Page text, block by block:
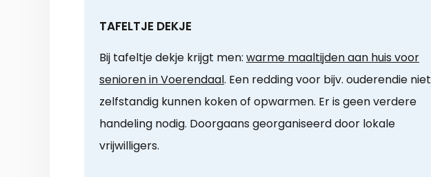
TAFELTJE DEKJE
Bij tafeltje dekje krijgt men: warme maaltijden aan huis voor
senioren in Voerendaal. Een redding voor bijv. ouderendie niet
zelfstandig kunnen koken of opwarmen. Er is geen verdere
handeling nodig. Doorgaans georganiseerd door lokale
vrijwilligers.